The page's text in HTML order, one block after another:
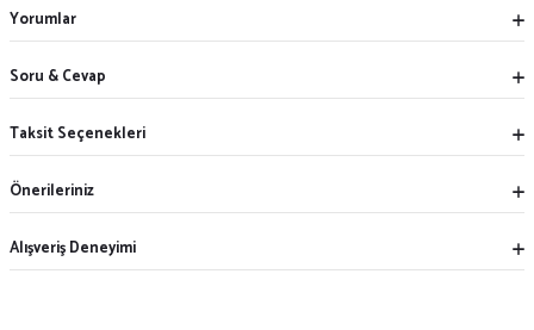
Yorumlar
Soru & Cevap
Taksit Seçenekleri
Önerileriniz
Alışveriş Deneyimi